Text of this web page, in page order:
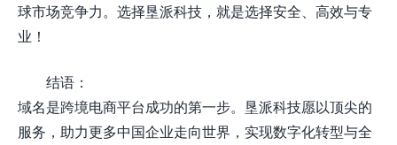
球市场竞争力。选择垦派科技，就是选择安全、高效与专
业！
结语：
域名是跨境电商平台成功的第一步。垦派科技愿以顶尖的
服务，助力更多中国企业走向世界，实现数字化转型与全